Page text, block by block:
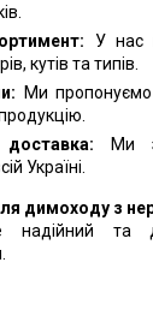
У нас
кутів та типів.
Ми пропонуємо
Ми
Україні.
димоходу з
надійний та